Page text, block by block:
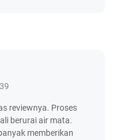
reviewnya. Proses
berurai air mata.
memberikan